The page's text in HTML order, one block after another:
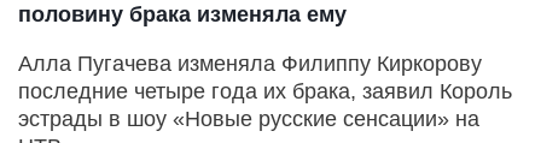
половину брака изменяла ему
Алла Пугачева изменяла Филиппу Киркорову
последние четыре года их брака, заявил Король
эстрады в шоу «Новые русские сенсации» на